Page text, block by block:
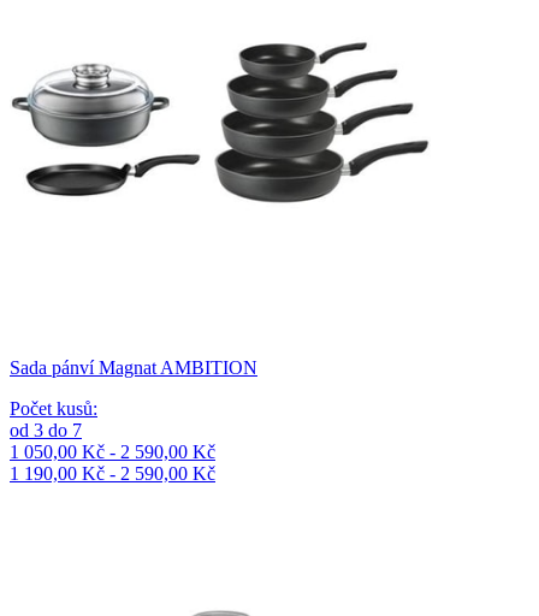
Sada pánví Magnat AMBITION
Počet kusů:
od 3 do 7
1 050,00 Kč - 2 590,00 Kč
1 190,00 Kč - 2 590,00 Kč